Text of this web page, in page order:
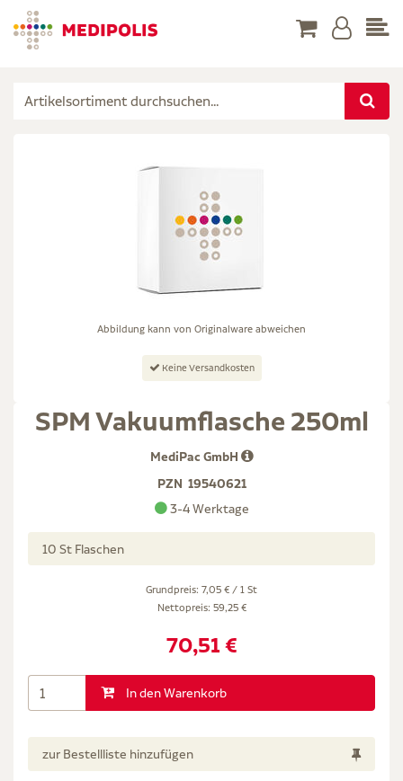
Abbildung kann von Originalware abweichen
Keine Versandkosten
SPM Vakuumflasche 250ml
MediPac GmbH
PZN 19540621
3-4 Werktage
10 St Flaschen
Grundpreis: 7,05 € / 1 St
Nettopreis: 59,25 €
70,51 €
In den Warenkorb
zur Bestellliste hinzufügen